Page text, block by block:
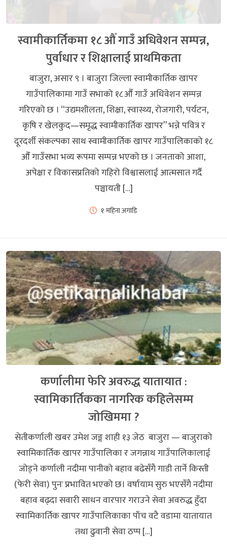
स्वामीकार्तिकमा १८ औँ गाउँ अधिवेशन सम्पन्न,
पुर्वाधार र शिक्षालाई प्राथमिकता
बाजुरा, असार ९ । बाजुरा जिल्ला स्वामीकार्तिक खापर
गाउँपालिकामा गाउँ सभाको १८औँ गाउँ अधिवेशन सम्पन्न
गरिएको छ । “उद्यमशीलता, शिक्षा, स्वास्थ्य, रोजगारी, पर्यटन,
कृषि र खेलकुद—समृद्ध स्वामीकार्तिक खापर” भन्ने पवित्र र
दूरदर्शी संकल्पका साथ स्वामीकार्तिक खापर गाउँपालिकाको १८
औँ गाउँसभा भव्य रूपमा सम्पन्न भएको छ । जनताको आशा,
अपेक्षा र विकासप्रतिको गहिरो विश्वासलाई आत्मसात गर्दै
पञ्चायती […]
१ महिना अगाडि
कर्णालीमा फेरि अवरुद्ध यातायात :
स्वामिकार्तिकका नागरिक कहिलेसम्म
जोखिममा ?
सेतीकर्णाली खबर उमेश जङ्ग शाही १३ जेठ बाजुरा — बाजुराको
स्वामिकार्तिक खापर गाउँपालिका र जगन्नाथ गाउँपालिकालाई
जोड्ने कर्णाली नदीमा पानीको बहाव बढेसँगै गाडी तार्ने किस्ती
(फेरी सेवा) पुनः प्रभावित भएको छ। वर्षायाम सुरु भएसँगै नदीमा
बहाव बढ्दा सवारी साधन वारपार गराउने सेवा अवरुद्ध हुँदा
स्वामिकार्तिक खापर गाउँपालिकाका पाँच वटै वडामा यातायात
तथा ढुवानी सेवा ठप्प […]